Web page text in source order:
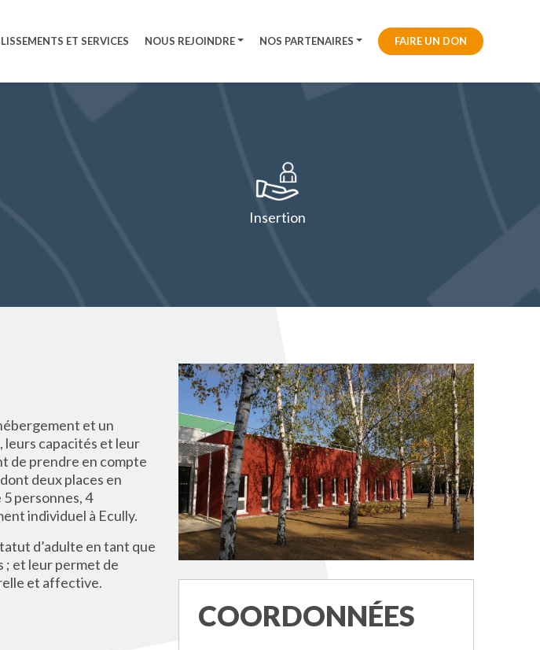
ET SERVICES NOUS REJOINDRE NOS PARTENAIRES FAIRE UN DON
Insertion
et un
leurs capacités et leur
de prendre en compte
deux places en
personnes, 4
individuel à Ecully.
d’adulte en tant que
; et leur permet de
et affective.
COORDONNÉES